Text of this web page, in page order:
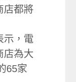
店都將
示，電
店為大
65家